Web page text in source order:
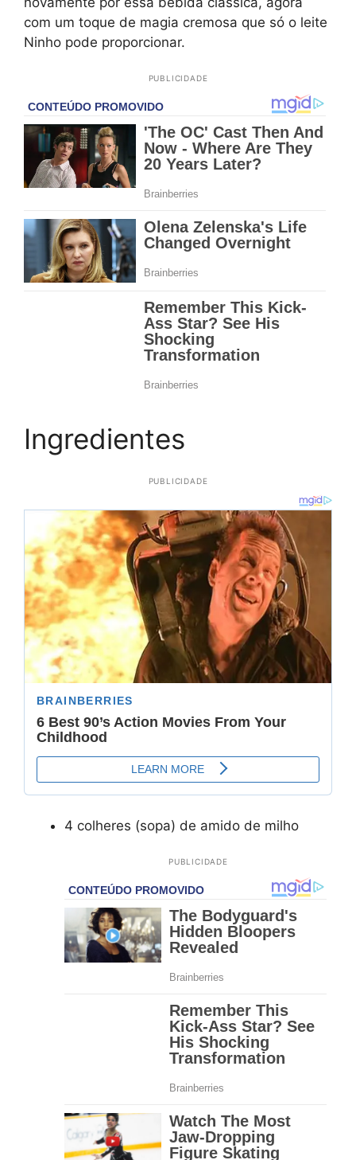
com um toque de magia cremosa que só o leite
Ninho pode proporcionar.
PUBLICIDADE
Ingredientes
PUBLICIDADE
4 colheres (sopa) de amido de milho
PUBLICIDADE